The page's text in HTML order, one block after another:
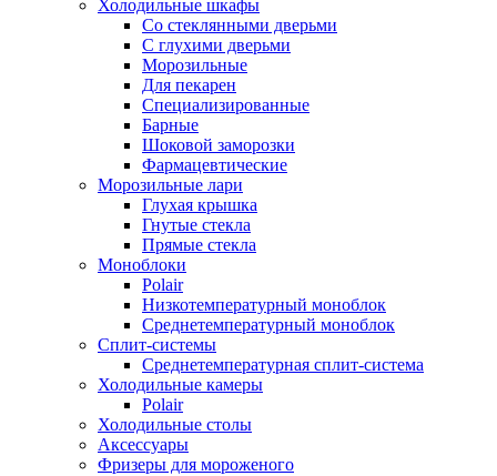
Холодильные шкафы
Со стеклянными дверьми
С глухими дверьми
Морозильные
Для пекарен
Специализированные
Барные
Шоковой заморозки
Фармацевтические
Морозильные лари
Глухая крышка
Гнутые стекла
Прямые стекла
Моноблоки
Polair
Низкотемпературный моноблок
Среднетемпературный моноблок
Сплит-системы
Среднетемпературная сплит-система
Холодильные камеры
Polair
Холодильные столы
Аксессуары
Фризеры для мороженого